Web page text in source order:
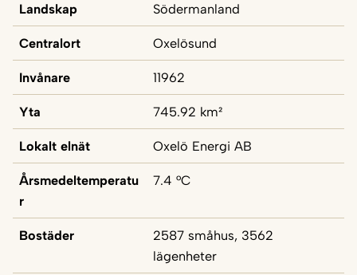
Landskap Södermanland
Centralort Oxelösund
Invånare 11962
Yta 745.92 km²
Lokalt elnät Oxelö Energi AB
Årsmedeltemperatu
r
7.4 °C
Bostäder
2587 småhus, 3562
lägenheter